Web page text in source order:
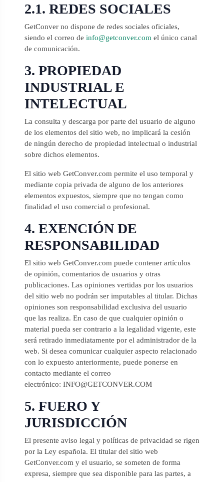
2.1. REDES SOCIALES
GetConver no dispone de redes sociales oficiales,
siendo el correo de info@getconver.com el único canal
de comunicación.
3. PROPIEDAD
INDUSTRIAL E
INTELECTUAL
La consulta y descarga por parte del usuario de alguno
de los elementos del sitio web, no implicará la cesión
de ningún derecho de propiedad intelectual o industrial
sobre dichos elementos.
El sitio web GetConver.com permite el uso temporal y
mediante copia privada de alguno de los anteriores
elementos expuestos, siempre que no tengan como
finalidad el uso comercial o profesional.
4. EXENCIÓN DE
RESPONSABILIDAD
El sitio web GetConver.com puede contener artículos
de opinión, comentarios de usuarios y otras
publicaciones. Las opiniones vertidas por los usuarios
del sitio web no podrán ser imputables al titular. Dichas
opiniones son responsabilidad exclusiva del usuario
que las realiza. En caso de que cualquier opinión o
material pueda ser contrario a la legalidad vigente, este
será retirado inmediatamente por el administrador de la
web. Si desea comunicar cualquier aspecto relacionado
con lo expuesto anteriormente, puede ponerse en
contacto mediante el correo
electrónico: INFO@GETCONVER.COM
5. FUERO Y
JURISDICCIÓN
El presente aviso legal y políticas de privacidad se rigen
por la Ley española. El titular del sitio web
GetConver.com y el usuario, se someten de forma
expresa, siempre que sea disponible para las partes, a